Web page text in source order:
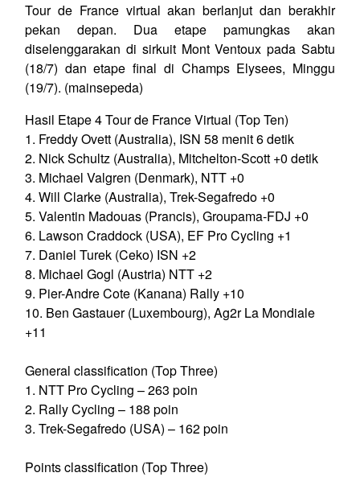
Tour de France virtual akan berlanjut dan berakhir
pekan depan. Dua etape pamungkas akan
diselenggarakan di sirkuit Mont Ventoux pada Sabtu
(18/7) dan etape final di Champs Elysees, Minggu
(19/7). (mainsepeda)
Hasil Etape 4 Tour de France Virtual (Top Ten)
1. Freddy Ovett (Australia), ISN 58 menit 6 detik
2. Nick Schultz (Australia), Mitchelton-Scott +0 detik
3. Michael Valgren (Denmark), NTT +0
4. Will Clarke (Australia), Trek-Segafredo +0
5. Valentin Madouas (Prancis), Groupama-FDJ +0
6. Lawson Craddock (USA), EF Pro Cycling +1
7. Daniel Turek (Ceko) ISN +2
8. Michael Gogl (Austria) NTT +2
9. Pier-Andre Cote (Kanana) Rally +10
10. Ben Gastauer (Luxembourg), Ag2r La Mondiale
+11
General classification (Top Three)
1. NTT Pro Cycling – 263 poin
2. Rally Cycling – 188 poin
3. Trek-Segafredo (USA) – 162 poin
Points classification (Top Three)